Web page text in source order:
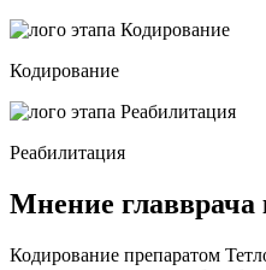
Кодирование
Реабилитация
Мнение
Кодирование препаратом